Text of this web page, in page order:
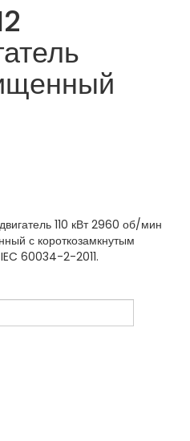
110 кВт 2960 об/мин
с короткозамкнутым
60034-2-2011.